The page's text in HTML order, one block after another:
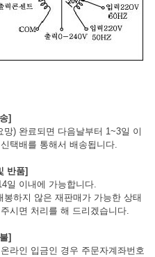
]
) 완료되면 다음날부터 1~3일 이
택배를 통해서 배송됩니다.
반품]
일 이내에 가능합니다.
하지 않은 재판매가 가능한 상태
시면 처리를 해 드리겠습니다.
]
라인 입금인 경우 주문자계좌번호